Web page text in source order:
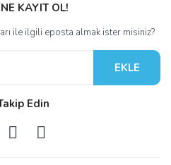
KAYIT OL!
ile ilgili eposta almak ister misiniz?
EKLE
Edin